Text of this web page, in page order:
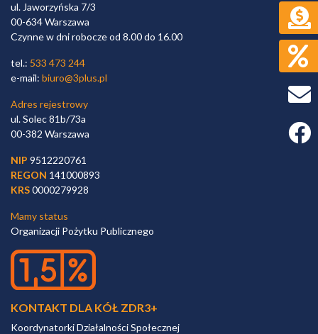
ul. Jaworzyńska 7/3
00-634 Warszawa
Czynne w dni robocze od 8.00 do 16.00
tel.: 533 473 244
e-mail: biuro@3plus.pl
Adres rejestrowy
ul. Solec 81b/73a
00-382 Warszawa
NIP 9512220761
REGON 141000893
KRS0000279928
Mamy status
Organizacji Pożytku Publicznego
KONTAKT DLA KÓŁ ZDR3+
Koordynatorki Działalności Społecznej